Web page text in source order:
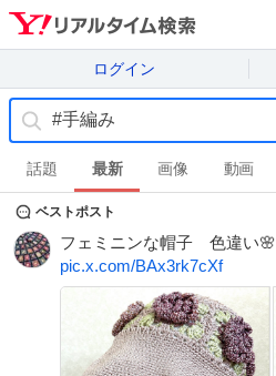
ログイン
話題 最新 画像 動画
ベストポスト
フェミニンな帽子 色違い🌸
pic.x.com/BAx3rk7cXf